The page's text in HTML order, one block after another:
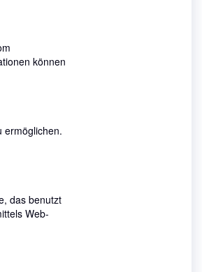
können
ermöglichen.
das benutzt
Web-